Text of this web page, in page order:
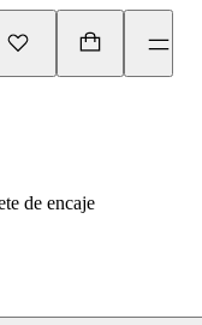
de encaje